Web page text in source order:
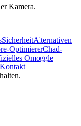
Kamera.
SicherheitAlternativen
OptimiererChad-
Omoggle
Kontakt